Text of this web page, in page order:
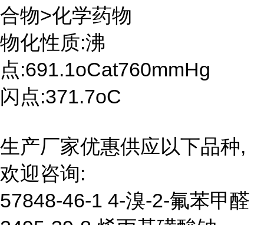
合物>化学药物
物化性质:沸
点:691.1oCat760mmHg
闪点:371.7oC
生产厂家优惠供应以下品种,
欢迎咨询:
57848-46-1 4-溴-2-氟苯甲醛